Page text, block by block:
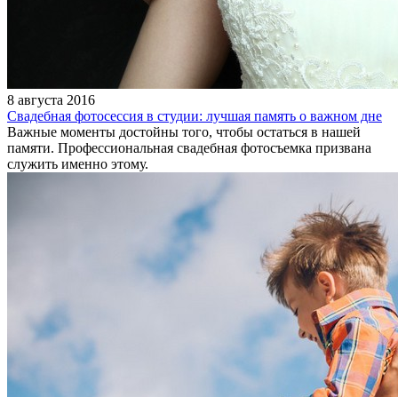
8 августа 2016
Свадебная фотосессия в студии: лучшая память о важном дне
Важные моменты достойны того, чтобы остаться в нашей
памяти. Профессиональная свадебная фотосъемка призвана
служить именно этому.